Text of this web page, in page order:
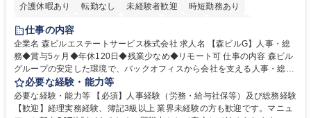
介護休暇あり
転勤なし 未経験者歓迎
時短勤務あり
経験者歓迎
完全週休2日制
交通費支給 長期歓迎 駅近5分以内 土日祝休み
仕事の内容
企業名 森ビルエステートサービス株式会社 求人名 【森ビルG】人事・総
務◆賞与5ヶ月◆年休120日◆残業少なめ◆リモート可 仕事の内容 森ビル
グループの安定した環境で、バックオフィスから会社を支える人事・総務
をお任せします。 労務と総務の業務をバランスよく担当し、ゆくゆくは制
度改定などのコア業務にも挑戦できる、やりがいある環境です。 ■勤怠管
理、給与計算、社会保険手続き、年末調整等の労務管理全般 ■入退社手続
必要な経験・能力等
必要な経験・能力等 【必須】人事経験（労務・給与社保等）及び総務経験
【歓迎】経理実務経験、簿記3級以上 業界未経験の方も歓迎です。マニュ